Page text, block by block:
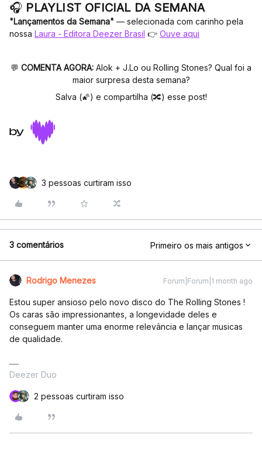
🎧 PLAYLIST OFICIAL DA SEMANA
"Lançamentos da Semana" — selecionada com carinho pela
nossa Laura - Editora Deezer Brasil 👉 Ouve aqui
💬 COMENTA AGORA: Alok + J.Lo ou Rolling Stones? Qual foi a
maior surpresa desta semana?
Salva (🌠) e compartilha (🔀) esse post!
3 pessoas curtiram isso
3 comentários Primeiro os mais antigos
Rodrigo Menezes Forum|Forum|1 month ago
Estou super ansioso pelo novo disco do The Rolling Stones !
Os caras são impressionantes, a longevidade deles e
conseguem manter uma enorme relevância e lançar musicas
de qualidade.
Deezer Duo
2 pessoas curtiram isso